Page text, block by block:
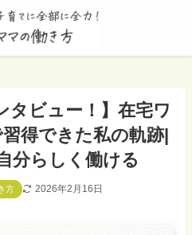
タビュー！】在宅ワ
得できた私の軌跡|
分らしく働ける
方 2026年2月16日